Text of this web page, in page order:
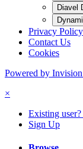
Diavel
Privacy Policy
Contact Us
Cookies
Powered by
×
Existing
Sign Up